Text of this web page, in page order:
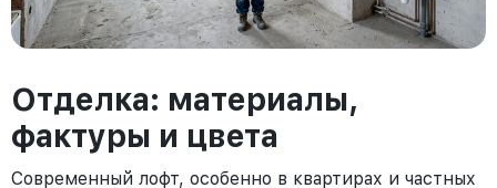
Отделка: материалы,
фактуры и цвета
Современный лофт, особенно в квартирах и частных